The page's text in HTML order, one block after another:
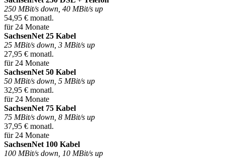
250 MBit/s down, 40 MBit/s up
54,95 € monatl.
für 24 Monate
SachsenNet 25 Kabel
25 MBit/s down, 3 MBit/s up
27,95 € monatl.
für 24 Monate
SachsenNet 50 Kabel
50 MBit/s down, 5 MBit/s up
32,95 € monatl.
für 24 Monate
SachsenNet 75 Kabel
75 MBit/s down, 8 MBit/s up
37,95 € monatl.
für 24 Monate
SachsenNet 100 Kabel
100 MBit/s down, 10 MBit/s up